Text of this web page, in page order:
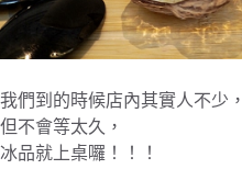
我們到的時候店內其實人不少，
但不會等太久，
冰品就上桌囉！！！